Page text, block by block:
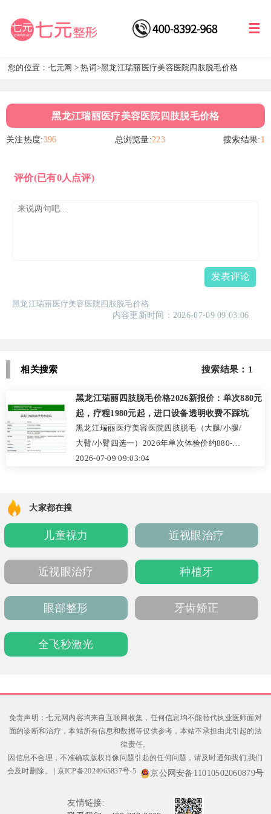
您的位置： 七元网 >热词 >黑龙江瑞丽医疗美容医院四肢脱毛价格
黑龙江瑞丽医疗美容医院四肢脱毛价格
关注热度:396 总浏览量:223 搜索结果: 1
评价(已有0人点评)
发表评论
黑龙江瑞丽医疗美容医院四肢脱毛价格
内容更新时间：2026-07-09 09:03:06
相关搜索 搜索结果：1
黑龙江瑞丽四肢脱毛价格2026新报价：单次880元
起，疗程1980元起，进口设备透明收费不踩坑
黑龙江瑞丽医疗美容医院四肢脱毛（大腿/小腿/
大臂/小臂四选一）2026年单次体验价约880-
1580元，包干疗程1980-3680元。医院为三级
肤光滑，毛发变细变淡。术前会进行皮肤检
测，不影响排汗，敏感肌亦可适配。整体性价
比高，适合追求专业、安全脱毛体验的求美
者。
2026-07-09 09:03:04
大家都在搜
儿童视力 近视眼治疗
近视眼治疗 种植牙
眼部整形 牙齿矫正
全飞秒激光
免责声明：七元网内容均来自互联网收集，任何信息均不能替代执业医师面对
面的诊断和治疗，本站所有信息和数据等仅供参考，本站不承担由此引起的法
律责任。
因信息不合理，不准确或版权肖像问题引起的任何问题，请及时通知我们,我们
会及时删除。
京ICP备2024065837号-5 京公网安备11010502060879号
友情链接: